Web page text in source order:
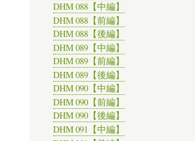
DHM 088【中編】
DHM 088【前編】
DHM 088【後編】
DHM 089【中編】
DHM 089【前編】
DHM 089【後編】
DHM 090【中編】
DHM 090【前編】
DHM 090【後編】
DHM 091【中編】